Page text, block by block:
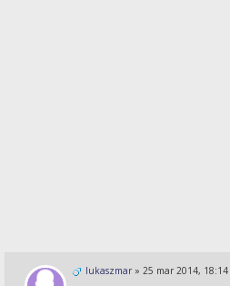
lukaszmar» 25 mar 2014, 18:14